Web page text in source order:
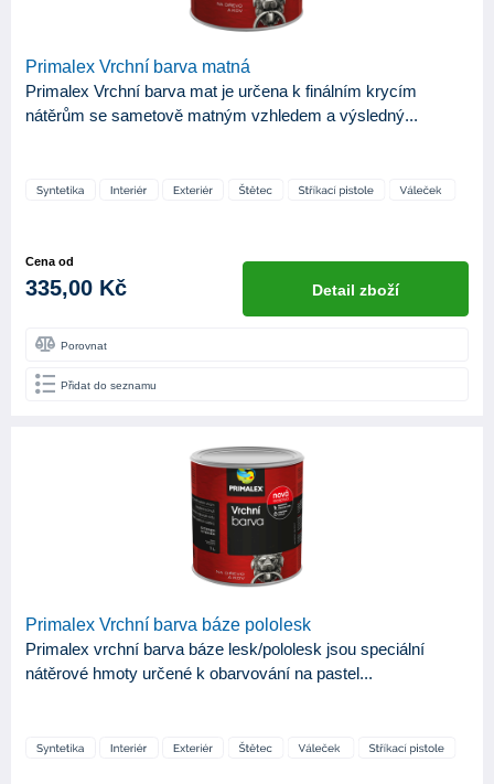
Primalex Vrchní barva matná
Primalex Vrchní barva mat je určena k finálním krycím
nátěrům se sametově matným vzhledem a výsledný...
Cena od
335,00 Kč Detail zboží
Porovnat
Přidat do seznamu
Primalex Vrchní barva báze pololesk
Primalex vrchní barva báze lesk/pololesk jsou speciální
nátěrové hmoty určené k obarvování na pastel...